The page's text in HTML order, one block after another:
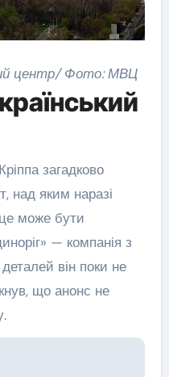
центр/ Фото: МВЦ
загадково
над яким наразі
може бути
— компанія з
він поки не
що анонс не